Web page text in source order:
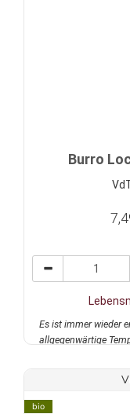
Burro
Es ist immer wieder
allgegenwärtige
bio